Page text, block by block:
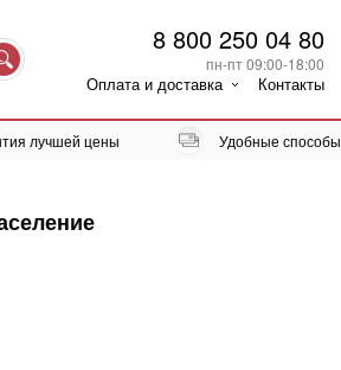
8 800 250 04 80
пн-пт 09:00-18:00
Оплата и доставка Контакты
лучшей цены Удобные